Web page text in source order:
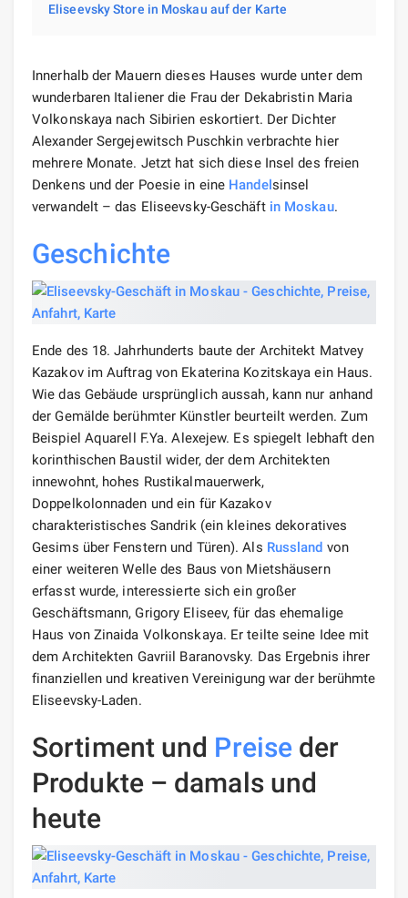
Eliseevsky Store in Moskau auf der Karte
Innerhalb der Mauern dieses Hauses wurde unter dem
wunderbaren Italiener die Frau der Dekabristin Maria
Volkonskaya nach Sibirien eskortiert. Der Dichter
Alexander Sergejewitsch Puschkin verbrachte hier
mehrere Monate. Jetzt hat sich diese Insel des freien
Denkens und der Poesie in eine Handelsinsel
verwandelt – das Eliseevsky-Geschäft in Moskau.
Geschichte
Ende des 18. Jahrhunderts baute der Architekt Matvey
Kazakov im Auftrag von Ekaterina Kozitskaya ein Haus.
Wie das Gebäude ursprünglich aussah, kann nur anhand
der Gemälde berühmter Künstler beurteilt werden. Zum
Beispiel Aquarell F.Ya. Alexejew. Es spiegelt lebhaft den
korinthischen Baustil wider, der dem Architekten
innewohnt, hohes Rustikalmauerwerk,
Doppelkolonnaden und ein für Kazakov
charakteristisches Sandrik (ein kleines dekoratives
Gesims über Fenstern und Türen). Als Russland von
einer weiteren Welle des Baus von Mietshäusern
erfasst wurde, interessierte sich ein großer
Geschäftsmann, Grigory Eliseev, für das ehemalige
Haus von Zinaida Volkonskaya. Er teilte seine Idee mit
dem Architekten Gavriil Baranovsky. Das Ergebnis ihrer
finanziellen und kreativen Vereinigung war der berühmte
Eliseevsky-Laden.
Sortiment und Preise der
Produkte – damals und
heute